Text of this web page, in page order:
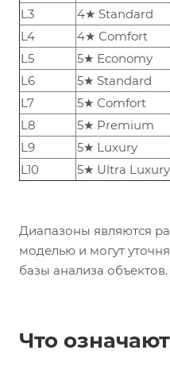
L3
4★ Standard
L4
4★ Comfort
L5
5★ Economy
L6
5★ Standard
L7
5★ Comfort
L8
5★ Premium
L9
5★ Luxury
L10
5★ Ultra Luxury
Диапазоны являются
моделью и могут
базы анализа объектов.
Что